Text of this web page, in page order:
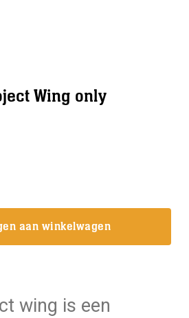
Wing only
aan winkelwagen
wing is een